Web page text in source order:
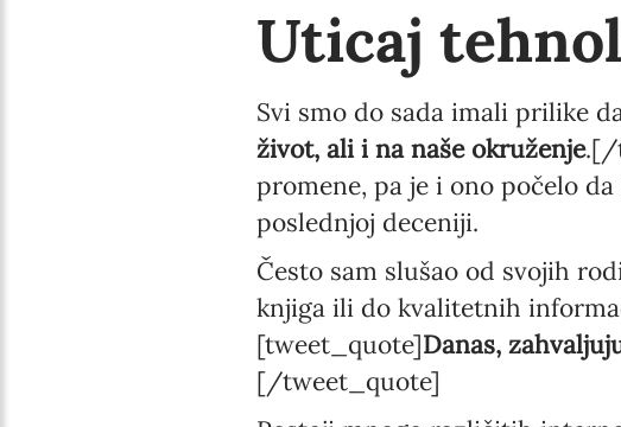
Uticaj
Svi smo do sada imali prilike
život, ali i na naše okruženje.[/
promene, pa je i ono počelo
poslednjoj deceniji.
Često sam slušao od svojih
knjiga ili do kvalitetnih
[tweet_quote]Danas,
[/tweet_quote]